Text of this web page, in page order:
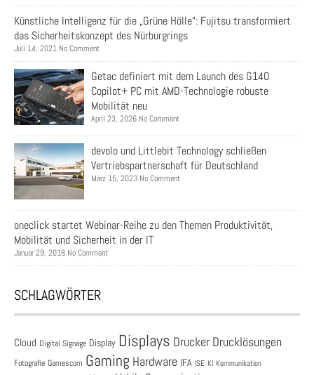
Künstliche Intelligenz für die „Grüne Hölle“: Fujitsu transformiert
das Sicherheitskonzept des Nürburgrings
Juli 14, 2021 No Comment
Getac definiert mit dem Launch des G140
Copilot+ PC mit AMD-Technologie robuste
Mobilität neu
April 23, 2026 No Comment
devolo und Littlebit Technology schließen
Vertriebspartnerschaft für Deutschland
März 15, 2023 No Comment
oneclick startet Webinar-Reihe zu den Themen Produktivität,
Mobilität und Sicherheit in der IT
Januar 29, 2018 No Comment
SCHLAGWÖRTER
Cloud Digital Signage Display Displays Drucker Drucklösungen
Fotografie Gamescom Gaming Hardware IFA ISE KI Kommunikation